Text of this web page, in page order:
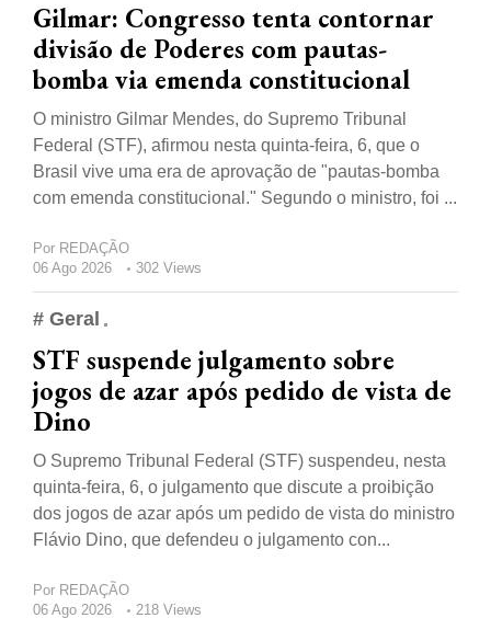
Gilmar: Congresso tenta contornar
divisão de Poderes com pautas-
bomba via emenda constitucional
O ministro Gilmar Mendes, do Supremo Tribunal
Federal (STF), afirmou nesta quinta-feira, 6, que o
Brasil vive uma era de aprovação de "pautas-bomba
com emenda constitucional." Segundo o ministro, foi ...
Por REDAÇÃO
06 Ago 2026
302 Views
# Geral
STF suspende julgamento sobre
jogos de azar após pedido de vista de
Dino
O Supremo Tribunal Federal (STF) suspendeu, nesta
quinta-feira, 6, o julgamento que discute a proibição
dos jogos de azar após um pedido de vista do ministro
Flávio Dino, que defendeu o julgamento con...
Por REDAÇÃO
06 Ago 2026
218 Views